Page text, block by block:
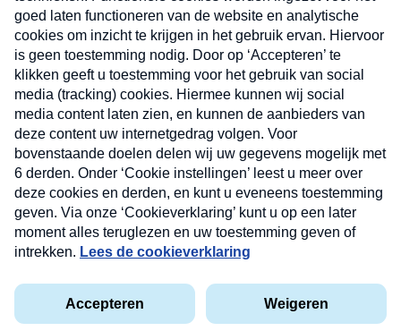
Verzend
Privacyverklaring
Cookieverklaring
Kwetsbaarheid melden
Nieuwsbrief
Neem hier een gratis abonnement op onze
nieuwsbrief. Elke vrijdag- en dinsdagochtend in uw